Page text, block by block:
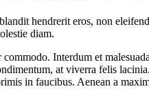
hendrerit eros, non
diam.
Interdum et
at viverra felis
in faucibus. Aenean a